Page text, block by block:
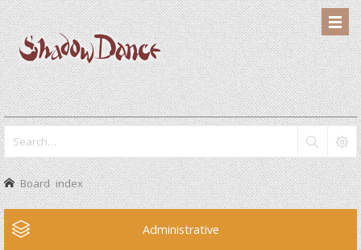
Board index
Administrative